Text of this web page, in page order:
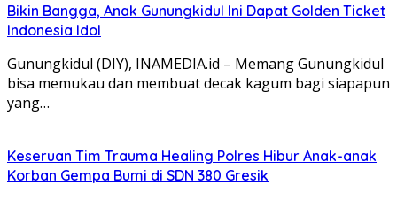
Bikin Bangga, Anak Gunungkidul Ini Dapat Golden Ticket
Indonesia Idol
Gunungkidul (DIY), INAMEDIA.id – Memang Gunungkidul
bisa memukau dan membuat decak kagum bagi siapapun
yang…
Keseruan Tim Trauma Healing Polres Hibur Anak-anak
Korban Gempa Bumi di SDN 380 Gresik